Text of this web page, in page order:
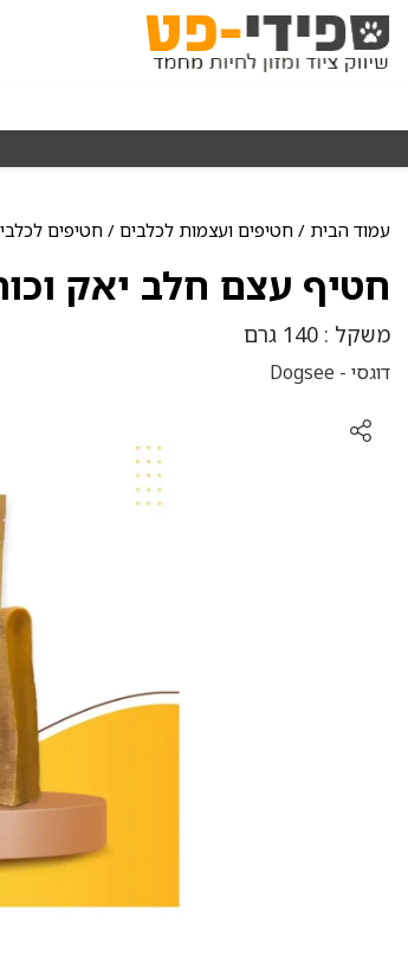
עמוד הבית / חטיפים ועצמות לכלבים /חטיפים
חטיף עצם חלב יאק
משקל : 140 גרם
דוגסי - Dogsee